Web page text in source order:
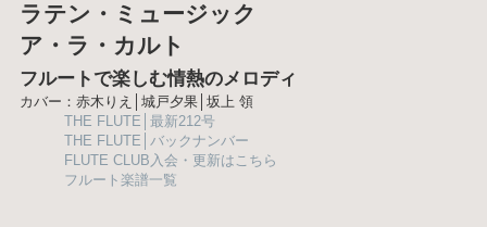
ラテン・ミュージック
ア・ラ・カルト
フルートで楽しむ情熱のメロディ
カバー：赤木りえ│城戸夕果│坂上 領
THE FLUTE│最新212号
THE FLUTE│バックナンバー
FLUTE CLUB入会・更新はこちら
フルート楽譜一覧